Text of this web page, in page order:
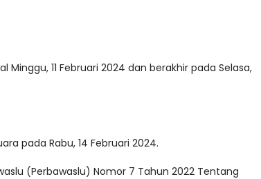
Minggu, 11 Februari 2024 dan berakhir pada Selasa,
pada Rabu, 14 Februari 2024.
(Perbawaslu) Nomor 7 Tahun 2022 Tentang